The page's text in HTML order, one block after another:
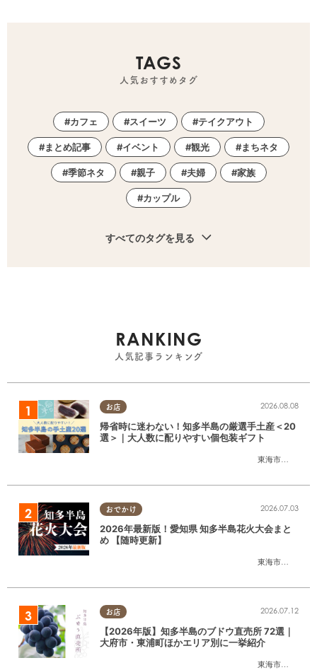
TAGS
人気おすすめタグ
カフェ スイーツ テイクアウト
まとめ記事 イベント 観光 まちネタ
季節ネタ 親子 夫婦 家族
カップル
すべてのタグを見る
RANKING
人気記事ランキング
お店
東海市大府市
2026.08.08
帰省時に迷わない！知多半島の厳選手土産＜20
選＞｜大人数に配りやすい個包装ギフト
おでかけ
東海市大府市
2026.07.03
2026年最新版！愛知県 知多半島花火大会まと
め 【随時更新】
お店
東海市大府市
2026.07.12
【2026年版】知多半島のブドウ直売所 72選｜
大府市・東浦町ほかエリア別に一挙紹介